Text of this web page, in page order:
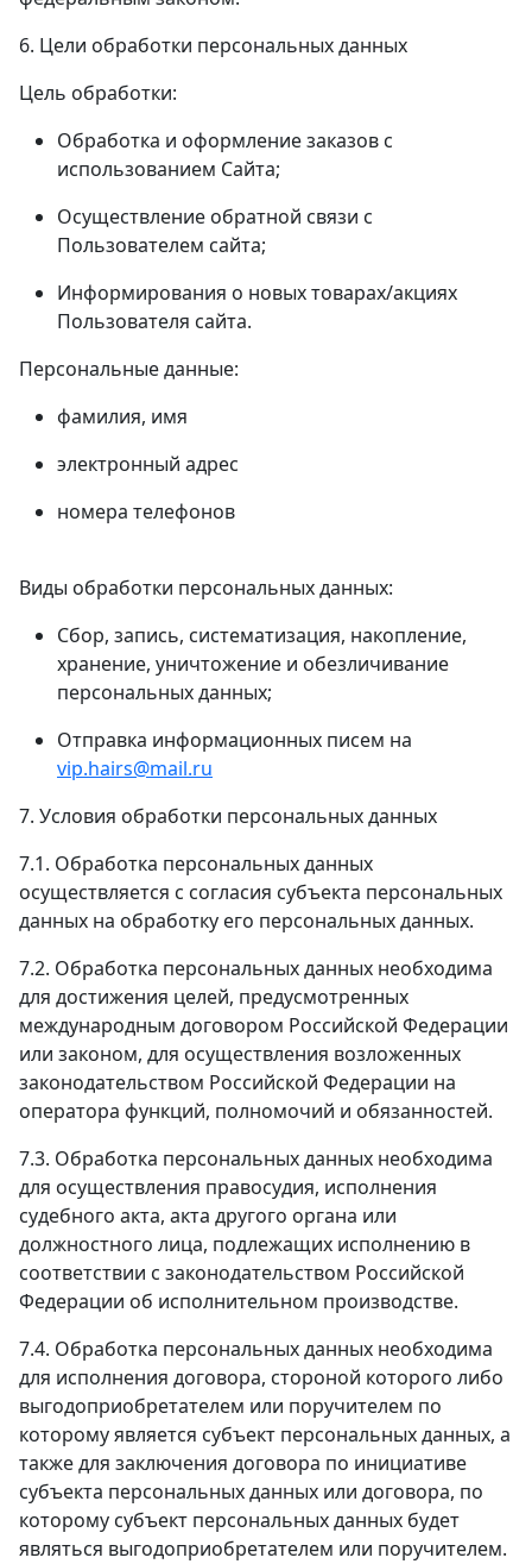
6. Цели обработки персональных данных
Цель обработки:
Обработка и оформление заказов с
использованием Сайта;
Осуществление обратной связи с
Пользователем сайта;
Информирования о новых товарах/акциях
Пользователя сайта.
Персональные данные:
фамилия, имя
электронный адрес
номера телефонов
Виды обработки персональных данных:
Сбор, запись, систематизация, накопление,
хранение, уничтожение и обезличивание
персональных данных;
Отправка информационных писем на
vip.hairs@mail.ru
7. Условия обработки персональных данных
7.1. Обработка персональных данных
осуществляется с согласия субъекта персональных
данных на обработку его персональных данных.
7.2. Обработка персональных данных необходима
для достижения целей, предусмотренных
международным договором Российской Федерации
или законом, для осуществления возложенных
законодательством Российской Федерации на
оператора функций, полномочий и обязанностей.
7.3. Обработка персональных данных необходима
для осуществления правосудия, исполнения
судебного акта, акта другого органа или
должностного лица, подлежащих исполнению в
соответствии с законодательством Российской
Федерации об исполнительном производстве.
7.4. Обработка персональных данных необходима
для исполнения договора, стороной которого либо
выгодоприобретателем или поручителем по
которому является субъект персональных данных, а
также для заключения договора по инициативе
субъекта персональных данных или договора, по
которому субъект персональных данных будет
являться выгодоприобретателем или поручителем.